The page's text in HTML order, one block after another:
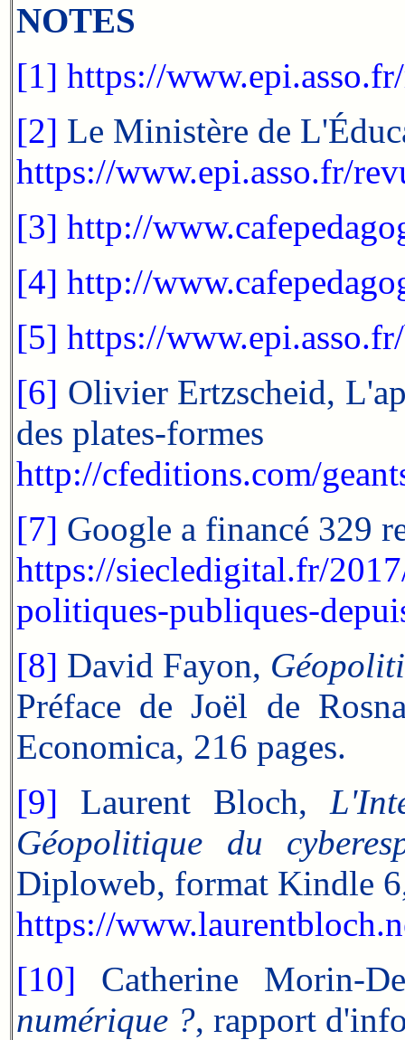
NOTES
[1] https://
[2] Le Ministère de
https://www.epi.asso.fr/
[3] http://
[4] http://
[5] https://
[6] Olivier Ertzscheid,
des plates-formes
http://cfeditions.com/
[7] Google a financé 329
https://siecledigital.fr/
politiques-publiques-
[8] David Fayon,
Préface de Joël de
Economica, 216 pages.
[9] Laurent Bloch,
Géopolitique du
Diploweb, format Kindle
https://
[10] Catherine Morin-
numérique ?, rapport